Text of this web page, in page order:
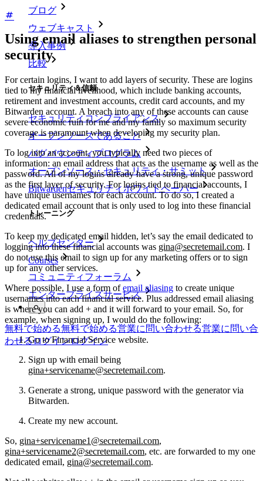
ブログ
ウェブキャスト
導入事例
比較
セキュリティ＆信頼
セキュリティコンプライアンス
オープンソースであること
バグバウンティプログラム
オープンソース・セキュリティ・サミット
Bitwardenセキュリティホワイトペーパー
トレーニング
ヘルプセンター
Courses
コミュニティフォーラム
エンタープライズサービス
無料で始める無料で始める営業に問い合わせる営業に問い合
わせるログインログイン
Using email aliases to strengthen personal
security
For certain logins, I want to add layers of security. These are logins
tied to my financial livelihood, which include banking accounts,
retirement and investment accounts, credit card accounts, and my
Bitwarden account. A breach into any of these accounts can cause
severe economic ruin for me and my family so maximum security
coverage is paramount when developing my security plan.
To log into an account, you typically need two pieces of
information: an email address that acts as the username as well as the
password. All of my logins already have a strong, unique password
as the first layer of security. For logins tied to financial accounts, I
have unique usernames for each account. To do so, I created a
dedicated email account that is only used to log into these financial
credentials.
To keep my dedicated email hidden, let’s say the email dedicated to
logging into these financial accounts was gina@secretemail.com. I
do not use this email to sign up for any marketing offers or to sign
up for any other services.
Where possible, I use a form ofemail aliasing to create unique
usernames into each financial service. Plus addressed email aliasing
is where you can add + and it will forward to your email. So, for
example, when signing up, I would do the following:
Go to Financial Service website.
Sign up with email being
gina+servicename@secretemail.com.
Generate a strong, unique password with the generator via
Bitwarden.
Create my new account.
So, gina+servicename1@secretemail.com,
gina+servicename2@secretemail.com, etc. are forwarded to my one
dedicated email, gina@secretemail.com.